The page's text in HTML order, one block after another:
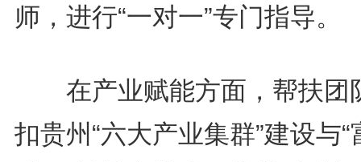
师，进行“一对一”专门指导。
在产业赋能方面，帮扶团
扣贵州“六大产业集群”建设与“